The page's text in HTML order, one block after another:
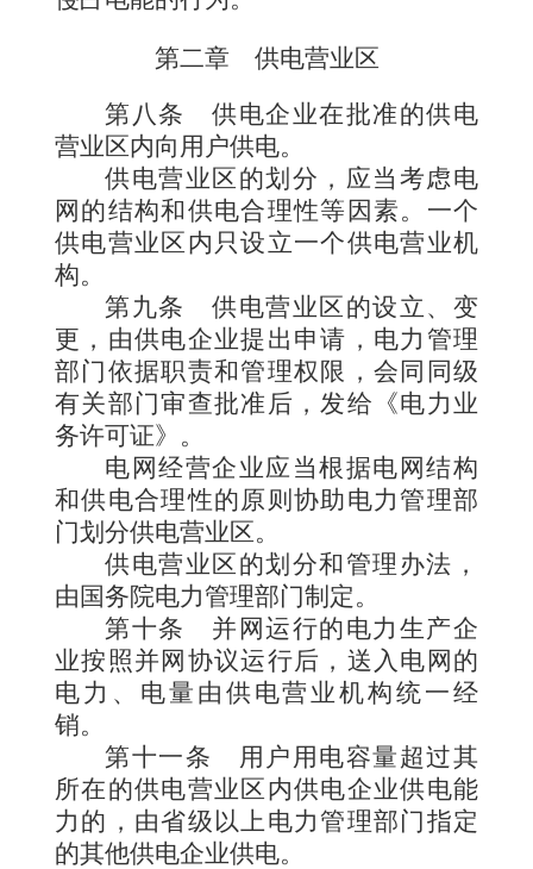
第二章 供电营业区
第八条供电企业在批准的供电
营业区内向用户供电。
供电营业区的划分，应当考虑电
网的结构和供电合理性等因素。一个
供电营业区内只设立一个供电营业机
构。
第九条供电营业区的设立、变
更，由供电企业提出申请，电力管理
部门依据职责和管理权限，会同同级
有关部门审查批准后，发给《电力业
务许可证》。
电网经营企业应当根据电网结构
和供电合理性的原则协助电力管理部
门划分供电营业区。
供电营业区的划分和管理办法，
由国务院电力管理部门制定。
第十条 并网运行的电力生产企
业按照并网协议运行后，送入电网的
电力、电量由供电营业机构统一经
销。
第十一条 用户用电容量超过其
所在的供电营业区内供电企业供电能
力的，由省级以上电力管理部门指定
的其他供电企业供电。